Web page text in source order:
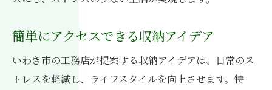
収納術で実現する快適な居住空間
新築時に考慮すべき収納術のポイント
収納の工夫がもたらす生活の便利さ
簡単にアクセスできる収納アイデア
いわき市の工務店が提案する収納アイデアは、日常のス
トレスを軽減し、ライフスタイルを向上させます。特